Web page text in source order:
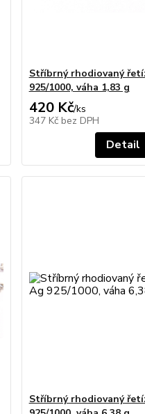
Stříbrný rhodiovaný
925/1000, váha 1,83 g
420 Kč/ks
347 Kč bez DPH
Detail
Stříbrný rhodiovaný